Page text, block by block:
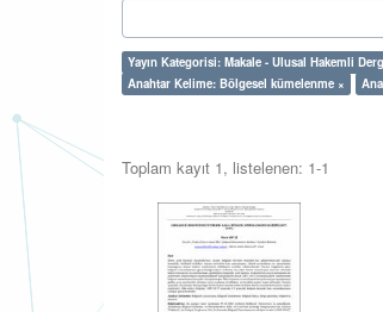
Yayın Kategorisi: Makale - Ulusal Hakemli
Anahtar Kelime: Bölgesel kümelenme ×
Toplam kayıt 1, listelenen: 1-1